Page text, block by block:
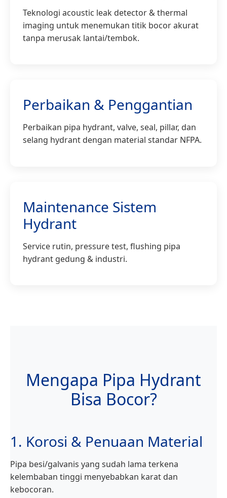
Teknologi acoustic leak detector & thermal
imaging untuk menemukan titik bocor akurat
tanpa merusak lantai/tembok.
Perbaikan & Penggantian
Perbaikan pipa hydrant, valve, seal, pillar, dan
selang hydrant dengan material standar NFPA.
Maintenance Sistem
Hydrant
Service rutin, pressure test, flushing pipa
hydrant gedung & industri.
Mengapa Pipa Hydrant
Bisa Bocor?
1. Korosi & Penuaan Material
Pipa besi/galvanis yang sudah lama terkena
kelembaban tinggi menyebabkan karat dan
kebocoran.